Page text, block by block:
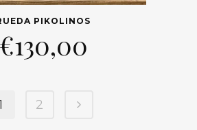
PIKOLINOS
€130,00
2